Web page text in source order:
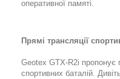
оперативної памяті.
Прямі трансляції
Geotex GTX-R2i пропонує
спортивних баталій.